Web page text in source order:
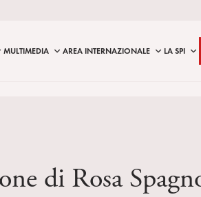
MULTIMEDIA AREA INTERNAZIONALE LA SPI
di Rosa